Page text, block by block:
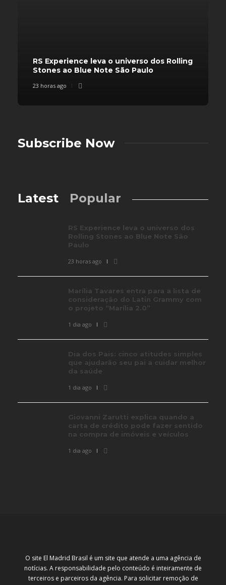
RS Experience leva o universo dos Rolling
Stones ao Blue Note São Paulo
23 horas ago
Subscribe Now
Latest Popular
RS Experience leva o universo dos
Rolling Stones ao Blue Note São
Paulo
23 horas ago
Marília Tavares entra para a lista de
consideração do Latin Grammy com
o projeto “Marília 2.0”
1 dia ago
Dia dos Pais: cinco atitudes simples
que ajudarão seu pai a cuidar melhor
da saúde
1 dia ago
Giovanni Zarutti explica quando a
carta de crédito pode fazer sentido
na compra de imóveis e veículos
1 dia ago
O site El Madrid Brasil é um site que atende a uma agência de
notícias. A responsabilidade pelo conteúdo é inteiramente de
terceiros e parceiros da agência. Para solicitar remoção de